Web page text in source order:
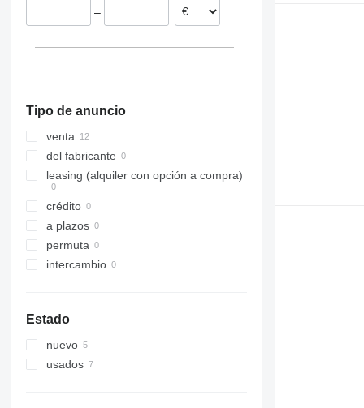
Alemania
–
Tipo de anuncio
venta
del fabricante
leasing (alquiler con opción a compra)
crédito
a plazos
permuta
intercambio
Estado
nuevo
usados